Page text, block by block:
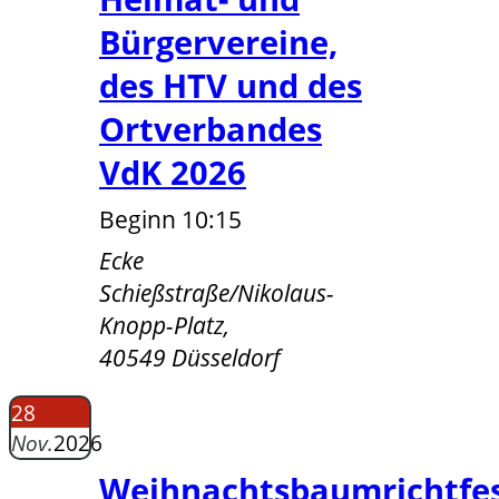
Bürgervereine,
des HTV und des
Ortverbandes
VdK 2026
Beginn 10:15
Ecke
Schießstraße/Nikolaus-
Knopp-Platz,
40549 Düsseldorf
28
Nov.2026